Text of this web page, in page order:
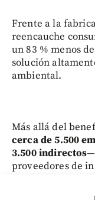
Frente a la
reencauche
un 83 % menos
solución
ambiental.
Más allá del
cerca de 5.500
3.500 indirectos—
proveedores de
según
facturación